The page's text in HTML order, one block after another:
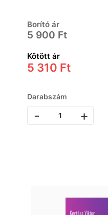
Borító ár
5 900 Ft
Kötött ár
5 310 Ft
Darabszám
- +